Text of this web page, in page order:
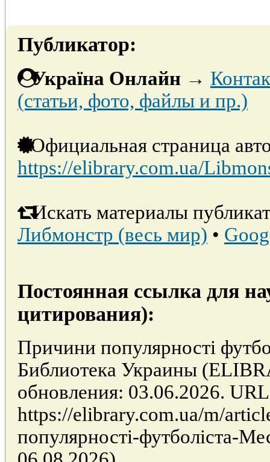
Публикатор:
Україна Онлайн →
(статьи, фото, файлы и пр.)
Официальная страница
https://elibrary.com.ua/
Искать материалы
Либмонстр (весь мир) •
Постоянная ссылка для
цитирования):
Причини популярності
Библиотека Украины
обновления: 03.06.2026.
https://elibrary.com.ua/m/
популярності-футболіста-